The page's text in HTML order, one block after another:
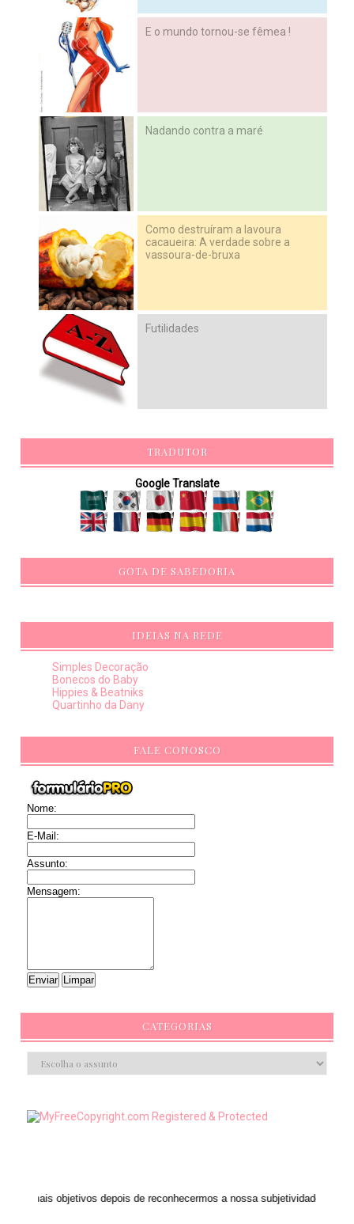
E o mundo tornou-se fêmea !
Nadando contra a maré
Como destruíram a lavoura
cacaueira: A verdade sobre a
vassoura-de-bruxa
Futilidades
TRADUTOR
Google Translate
GOTA DE SABEDORIA
IDEIAS NA REDE
Simples Decoração
Bonecos do Baby
Hippies & Beatniks
Quartinho da Dany
FALE CONOSCO
Nome:
E-Mail:
Assunto:
Mensagem:
CATEGORIAS
depois de reconhecermos a nossa subjetividade." ANAIS NIN